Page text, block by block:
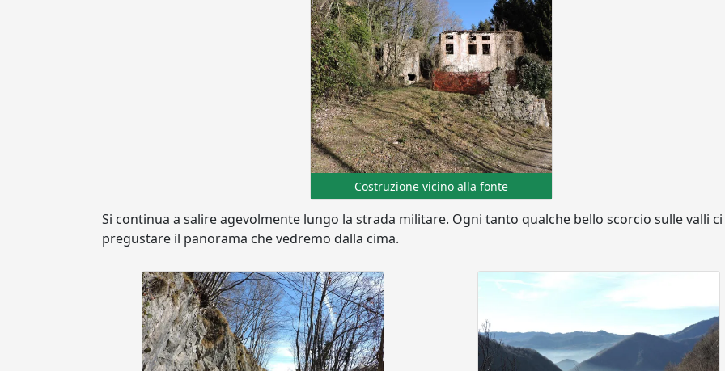
Costruzione vicino alla fonte
Si continua a salire agevolmente lungo la strada militare. Ogni tanto qualche bello scorcio sulle valli
pregustare il panorama che vedremo dalla cima.